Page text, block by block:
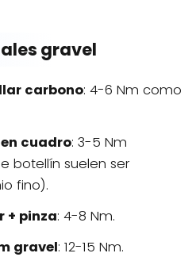
gravel
carbono: 4-6 Nm como
cuadro: 3-5 Nm
botellín suelen ser
fino).
+ pinza: 4-8 Nm.
gravel: 12-15 Nm.